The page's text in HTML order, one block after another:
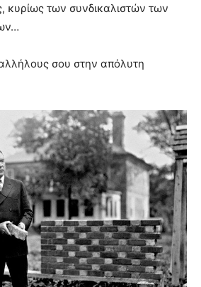
κυρίως των συνδικαλιστών των
σου στην απόλυτη